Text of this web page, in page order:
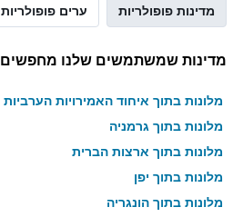
מדינות פופולריות ערים פופולריות
מדינות שמשתמשים שלנו מחפשים
מלונות בתוך איחוד האמירויות הערביות
מלונות בתוך גרמניה
מלונות בתוך ארצות הברית
מלונות בתוך יפן
מלונות בתוך הונגריה